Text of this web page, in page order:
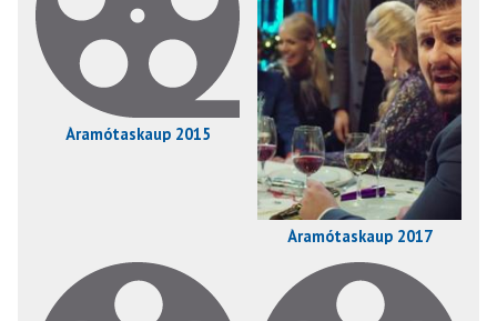
Áramótaskaup 2015
Áramótaskaup 2017